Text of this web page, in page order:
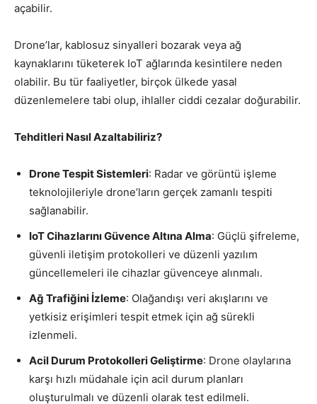
açabilir.
Drone’lar, kablosuz sinyalleri bozarak veya ağ
kaynaklarını tüketerek IoT ağlarında kesintilere neden
olabilir. Bu tür faaliyetler, birçok ülkede yasal
düzenlemelere tabi olup, ihlaller ciddi cezalar doğurabilir.
Tehditleri Nasıl Azaltabiliriz?
Drone Tespit Sistemleri: Radar ve görüntü işleme
teknolojileriyle drone’ların gerçek zamanlı tespiti
sağlanabilir.
IoT Cihazlarını Güvence Altına Alma: Güçlü şifreleme,
güvenli iletişim protokolleri ve düzenli yazılım
güncellemeleri ile cihazlar güvenceye alınmalı.
Ağ Trafiğini İzleme: Olağandışı veri akışlarını ve
yetkisiz erişimleri tespit etmek için ağ sürekli
izlenmeli.
Acil Durum Protokolleri Geliştirme: Drone olaylarına
karşı hızlı müdahale için acil durum planları
oluşturulmalı ve düzenli olarak test edilmeli.